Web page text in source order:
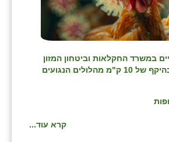
במשרד החקלאות וביטחון המזון
הנגועים
קרא עוד...